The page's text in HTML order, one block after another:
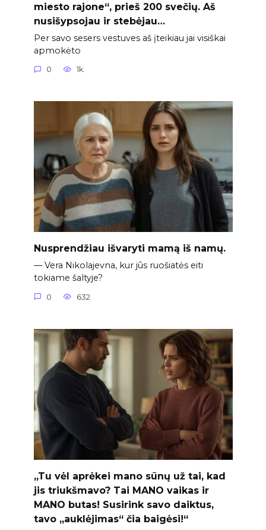
miesto rajone“, prieš 200 svečių. Aš
nusišypsojau ir stebėjau…
Per savo sesers vestuves aš įteikiau jai visiškai
apmokėto
0 1k.
Nusprendžiau išvaryti mamą iš namų.
— Vera Nikolajevna, kur jūs ruošiatės eiti
tokiame šaltyje?
0 632
„Tu vėl aprėkei mano sūnų už tai, kad
jis triukšmavo? Tai MANO vaikas ir
MANO butas! Susirink savo daiktus,
tavo „auklėjimas“ čia baigėsi!“